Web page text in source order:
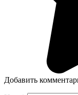
Добавить